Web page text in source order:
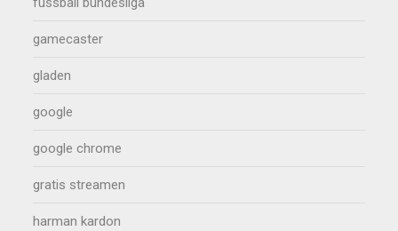
gamecaster
gladen
google
google chrome
gratis streamen
harman kardon